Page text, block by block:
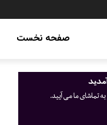
صفحه نخست